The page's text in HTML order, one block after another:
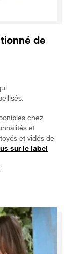
de
chez
et
et vidés de
sur le label